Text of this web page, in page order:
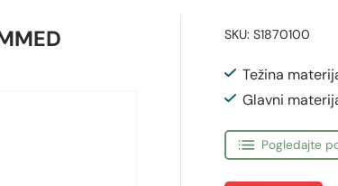
SKU: S1870100
Težina
Glavni
Pogledajte